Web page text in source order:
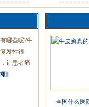
哪些呢?牛
发性很
让患者痛
]
全国什么医